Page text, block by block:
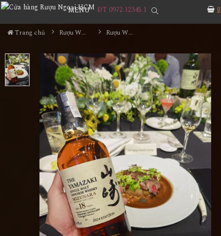
0
MENU ĐT 0972.12345.1
Trang chủ Rượu Whisky Rượu Whisky Yamazaki 18YO Mizunara Edition